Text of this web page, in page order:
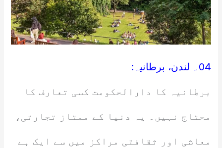
04۔ لندن، برطانیہ:
برطانیہ کا دارالحکومت کسی تعارف کا
محتاج نہیں۔ یہ دنیا کے ممتاز تجارتی،
معاشی اور ثقافتی مراکز میں سے ایک ہے